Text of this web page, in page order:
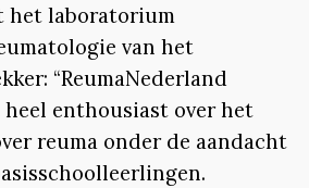
het laboratorium
van het
“ReumaNederland
enthousiast over het
reuma onder de aandacht